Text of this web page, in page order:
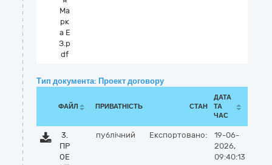
Ма
рк
а Е
З.p
df
Тип документа: Проект договору
ФАЙЛ ПРИВАТНІСТЬ СТАН
ДАТА
ТА
ЧАС
3.
ПР
ОЕ
публічний Експортовано:
19-06-
2026,
09:40:13